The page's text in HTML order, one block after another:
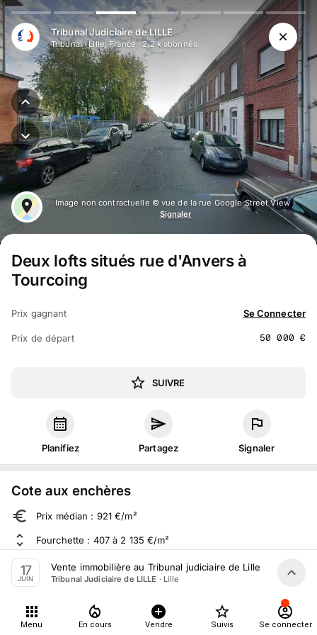
Aller au contenu principal
Tribunal Judiciaire de LILLE
Tribunal·Lille, France·2.2 kabonnés
Image non contractuelle © vue de la rue Google Street View -
Signaler
Deux lofts situés rue d'Anvers à
Tourcoing
Prix gagnant Se Connecter
Prix de départ 50 000 €
SUIVRE
Planifiez Partagez Signaler
Cote aux enchères
Prix médian : 921 €/m²
Fourchette : 407 à 2 135 €/m²
Sur 186 ventes aux enchères dans le département
À propos
17
JUIN
Vente immobilière au Tribunal judiciaire de Lille le 17 Juin
Tribunal Judiciaire de LILLE · Lille
Menu En cours Vendre Suivis Se connecter